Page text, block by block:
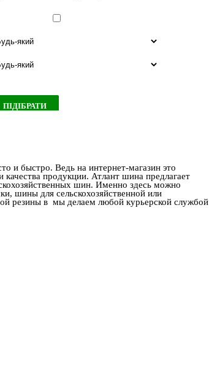
и быстро. Ведь на интернет-магазин это
продукции. Атлант шина предлагает
шин. Именно здесь можно
шины для сельскохозяйственной или
резины в мы делаем любой курьерской службой